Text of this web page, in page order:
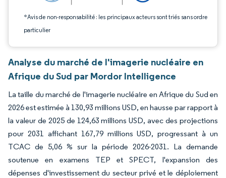
*Avis de non-responsabilité : les principaux acteurs sont triés sans ordre
particulier
Analyse du marché de l'imagerie nucléaire en
Afrique du Sud par Mordor Intelligence
La taille du marché de l'imagerie nucléaire en Afrique du Sud en
2026 est estimée à 130,93 millions USD, en hausse par rapport à
la valeur de 2025 de 124,63 millions USD, avec des projections
pour 2031 affichant 167,79 millions USD, progressant à un
TCAC de 5,06 % sur la période 2026-2031. La demande
soutenue en examens TEP et SPECT, l'expansion des
dépenses d'investissement du secteur privé et le déploiement